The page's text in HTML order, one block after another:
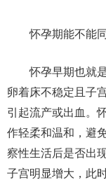
怀孕期能不能
怀孕早期也就是
卵着床不稳定且子
引起流产或出血。
作轻柔和温和，避
察性生活后是否出
子宫明显增大，此